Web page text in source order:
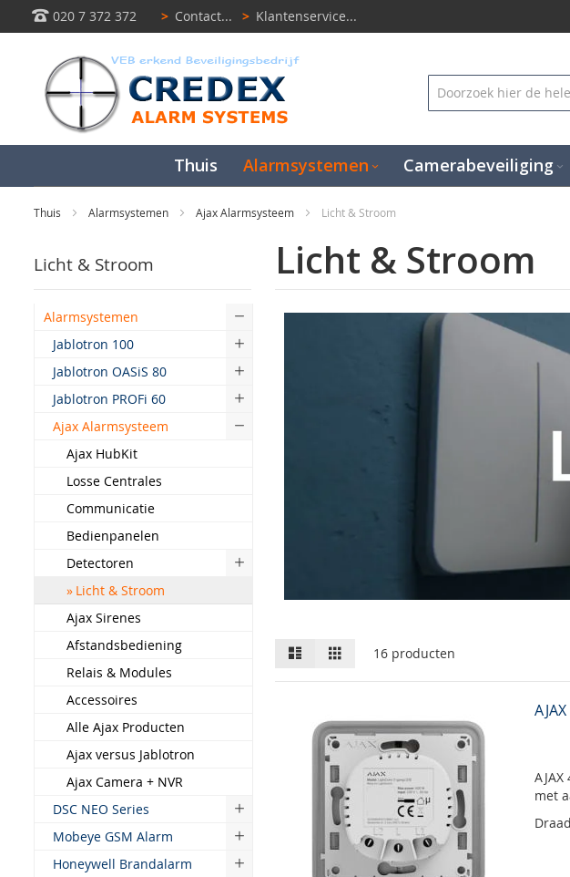
020 7 372 372 > Contact... > Klantenservice...
Thuis Alarmsystemen Camerabeveiliging
Thuis Alarmsystemen Ajax Alarmsysteem Licht & Stroom
Licht & Stroom
Lijst Raster
16producten
met
Licht & Stroom
Alarmsystemen
Jablotron 100
Jablotron OASiS 80
Jablotron PROFi 60
Ajax Alarmsysteem
Ajax HubKit
Losse Centrales
Communicatie
Bedienpanelen
Detectoren
Licht & Stroom
Ajax Sirenes
Afstandsbediening
Relais & Modules
Accessoires
Alle Ajax Producten
Ajax versus Jablotron
Ajax Camera + NVR
DSC NEO Series
Mobeye GSM Alarm
Honeywell Brandalarm